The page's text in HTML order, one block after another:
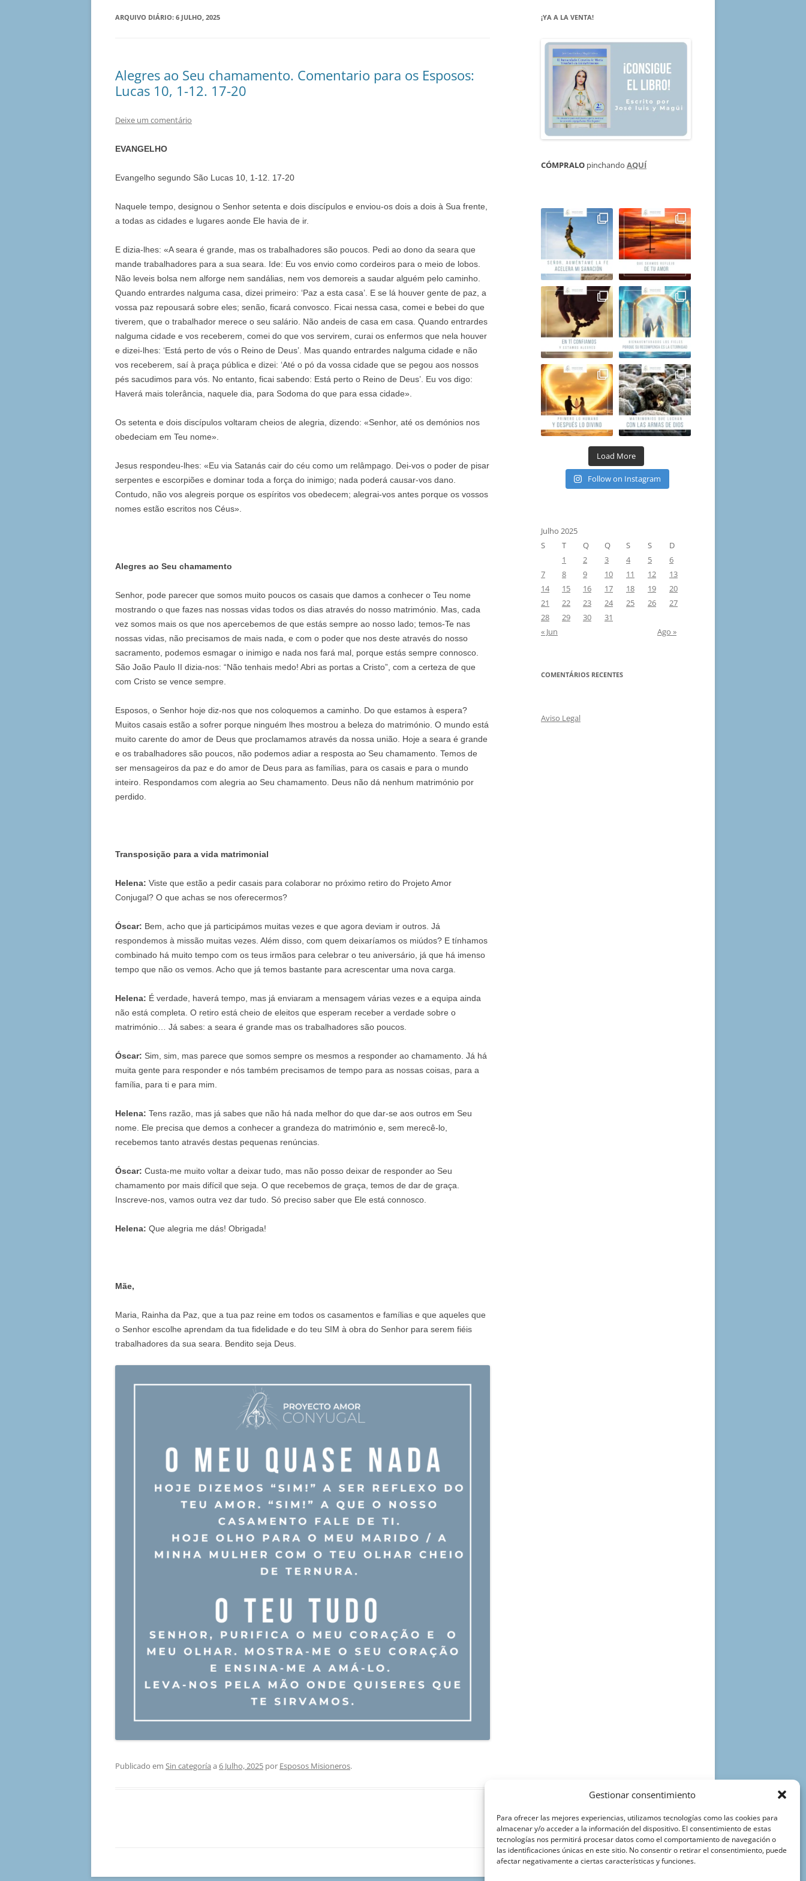
Gestionar consentimiento
Para ofrecer las mejores experiencias, utilizamos tecnologías como las cookies para
almacenar y/o acceder a la información del dispositivo. El consentimiento de estas
tecnologías nos permitirá procesar datos como el comportamiento de navegación o
las identificaciones únicas en este sitio. No consentir o retirar el consentimiento, puede
afectar negativamente a ciertas características y funciones.
ARQUIVO DIÁRIO: 6 JULHO, 2025
Alegres ao Seu chamamento. Comentario para os Esposos:
Lucas 10, 1-12. 17-20
Deixe um comentário
EVANGELHO
Evangelho segundo São Lucas 10, 1-12. 17-20
Naquele tempo, designou o Senhor setenta e dois discípulos e enviou-os dois a dois à Sua frente,
a todas as cidades e lugares aonde Ele havia de ir.
E dizia-lhes: «A seara é grande, mas os trabalhadores são poucos. Pedi ao dono da seara que
mande trabalhadores para a sua seara. Ide: Eu vos envio como cordeiros para o meio de lobos.
Não leveis bolsa nem alforge nem sandálias, nem vos demoreis a saudar alguém pelo caminho.
Quando entrardes nalguma casa, dizei primeiro: ‘Paz a esta casa’. E se lá houver gente de paz, a
vossa paz repousará sobre eles; senão, ficará convosco. Ficai nessa casa, comei e bebei do que
tiverem, que o trabalhador merece o seu salário. Não andeis de casa em casa. Quando entrardes
nalguma cidade e vos receberem, comei do que vos servirem, curai os enfermos que nela houver
e dizei-lhes: ‘Está perto de vós o Reino de Deus’. Mas quando entrardes nalguma cidade e não
vos receberem, saí à praça pública e dizei: ‘Até o pó da vossa cidade que se pegou aos nossos
pés sacudimos para vós. No entanto, ficai sabendo: Está perto o Reino de Deus’. Eu vos digo:
Haverá mais tolerância, naquele dia, para Sodoma do que para essa cidade».
Os setenta e dois discípulos voltaram cheios de alegria, dizendo: «Senhor, até os demónios nos
obedeciam em Teu nome».
Jesus respondeu-lhes: «Eu via Satanás cair do céu como um relâmpago. Dei-vos o poder de pisar
serpentes e escorpiões e dominar toda a força do inimigo; nada poderá causar-vos dano.
Contudo, não vos alegreis porque os espíritos vos obedecem; alegrai-vos antes porque os vossos
nomes estão escritos nos Céus».
Alegres ao Seu chamamento
Senhor, pode parecer que somos muito poucos os casais que damos a conhecer o Teu nome
mostrando o que fazes nas nossas vidas todos os dias através do nosso matrimónio. Mas, cada
vez somos mais os que nos apercebemos de que estás sempre ao nosso lado; temos-Te nas
nossas vidas, não precisamos de mais nada, e com o poder que nos deste através do nosso
sacramento, podemos esmagar o inimigo e nada nos fará mal, porque estás sempre connosco.
São João Paulo II dizia-nos: “Não tenhais medo! Abri as portas a Cristo”, com a certeza de que
com Cristo se vence sempre.
Esposos, o Senhor hoje diz-nos que nos coloquemos a caminho. Do que estamos à espera?
Muitos casais estão a sofrer porque ninguém lhes mostrou a beleza do matrimónio. O mundo está
muito carente do amor de Deus que proclamamos através da nossa união. Hoje a seara é grande
e os trabalhadores são poucos, não podemos adiar a resposta ao Seu chamamento. Temos de
ser mensageiros da paz e do amor de Deus para as famílias, para os casais e para o mundo
inteiro. Respondamos com alegria ao Seu chamamento. Deus não dá nenhum matrimónio por
perdido.
Transposição para a vida matrimonial
Helena: Viste que estão a pedir casais para colaborar no próximo retiro do Projeto Amor
Conjugal? O que achas se nos oferecermos?
Óscar: Bem, acho que já participámos muitas vezes e que agora deviam ir outros. Já
respondemos à missão muitas vezes. Além disso, com quem deixaríamos os miúdos? E tínhamos
combinado há muito tempo com os teus irmãos para celebrar o teu aniversário, já que há imenso
tempo que não os vemos. Acho que já temos bastante para acrescentar uma nova carga.
Helena: É verdade, haverá tempo, mas já enviaram a mensagem várias vezes e a equipa ainda
não está completa. O retiro está cheio de eleitos que esperam receber a verdade sobre o
matrimónio… Já sabes: a seara é grande mas os trabalhadores são poucos.
Óscar: Sim, sim, mas parece que somos sempre os mesmos a responder ao chamamento. Já há
muita gente para responder e nós também precisamos de tempo para as nossas coisas, para a
família, para ti e para mim.
Helena: Tens razão, mas já sabes que não há nada melhor do que dar-se aos outros em Seu
nome. Ele precisa que demos a conhecer a grandeza do matrimónio e, sem merecê-lo,
recebemos tanto através destas pequenas renúncias.
Óscar: Custa-me muito voltar a deixar tudo, mas não posso deixar de responder ao Seu
chamamento por mais difícil que seja. O que recebemos de graça, temos de dar de graça.
Inscreve-nos, vamos outra vez dar tudo. Só preciso saber que Ele está connosco.
Helena: Que alegria me dás! Obrigada!
Mãe,
Maria, Rainha da Paz, que a tua paz reine em todos os casamentos e famílias e que aqueles que
o Senhor escolhe aprendam da tua fidelidade e do teu SIM à obra do Senhor para serem fiéis
trabalhadores da sua seara. Bendito seja Deus.
Publicado em Sin categoría a 6 Julho, 2025 por Esposos Misioneros.
¡YA A LA VENTA!
CÓMPRALO pinchando AQUÍ
Load More
Follow on Instagram
Julho 2025
S
T Q Q S S
D
1
2 3 4 5
6
7
8 9 10 11 12
13
14
15 16 17 18 19
20
21
22 23 24 25 26
27
28
29 30
31
« Jun
Ago »
COMENTÁRIOS RECENTES
Aviso Legal